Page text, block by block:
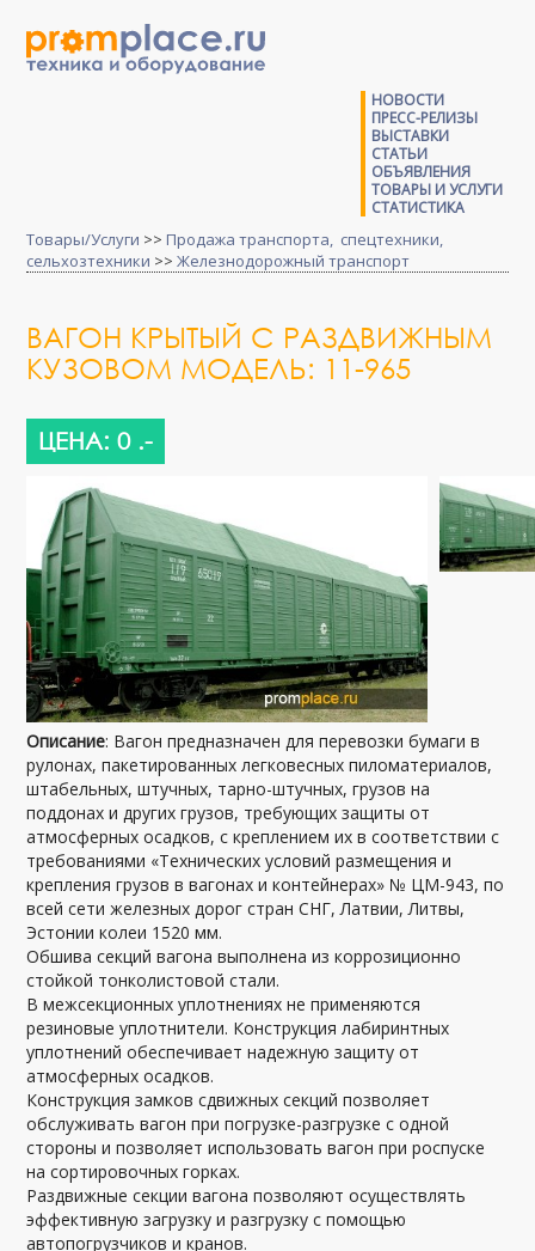
НОВОСТИ
ПРЕСС-РЕЛИЗЫ
ВЫСТАВКИ
СТАТЬИ
ОБЪЯВЛЕНИЯ
ТОВАРЫ И УСЛУГИ
СТАТИСТИКА
Товары/Услуги >> Продажа транспорта, спецтехники,
сельхозтехники >>Железнодорожный транспорт
ВАГОН КРЫТЫЙ С РАЗДВИЖНЫМ
КУЗОВОМ МОДЕЛЬ: 11-965
ЦЕНА: 0 .-
Описание: Вагон предназначен для перевозки бумаги в
рулонах, пакетированных легковесных пиломатериалов,
штабельных, штучных, тарно-штучных, грузов на
поддонах и других грузов, требующих защиты от
атмосферных осадков, с креплением их в соответствии с
требованиями «Технических условий размещения и
крепления грузов в вагонах и контейнерах» № ЦМ-943, по
всей сети железных дорог стран СНГ, Латвии, Литвы,
Эстонии колеи 1520 мм.
Обшива секций вагона выполнена из коррозиционно
стойкой тонколистовой стали.
В межсекционных уплотнениях не применяются
резиновые уплотнители. Конструкция лабиринтных
уплотнений обеспечивает надежную защиту от
атмосферных осадков.
Конструкция замков сдвижных секций позволяет
обслуживать вагон при погрузке-разгрузке с одной
стороны и позволяет использовать вагон при роспуске
на сортировочных горках.
Раздвижные секции вагона позволяют осуществлять
эффективную загрузку и разгрузку с помощью
автопогрузчиков и кранов.